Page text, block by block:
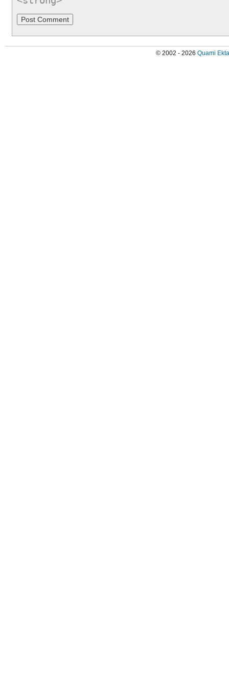
© 2002 - 2026 Quami